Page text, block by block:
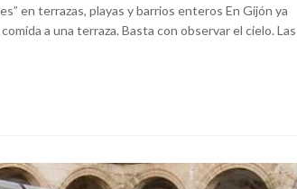
en terrazas, playas y barrios enteros En Gijón ya
a una terraza. Basta con observar el cielo. Las